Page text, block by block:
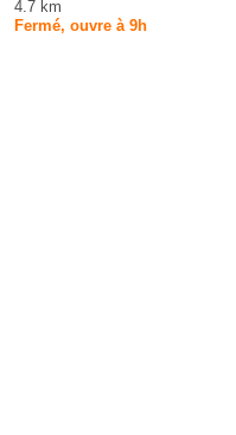
4.7 km
Fermé, ouvre à 9h